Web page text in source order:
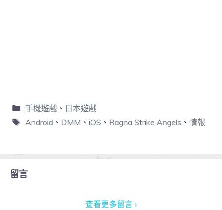
手機遊戲、 日本遊戲
Android 、 DMM 、 iOS 、 Ragna Strike Angels 、 情報
留言
查看更多留言 ›